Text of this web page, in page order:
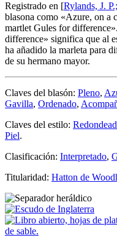
Registrado en [Rylands, J.
blasona como «Azure, on a
martlet Gules for difference
difference» significa que al
ha añadido la marleta para
de su hermano mayor.
Claves del blasón: Pleno,
Gavilla, Ordenado,
Claves del estilo:
Piel.
Clasificación: Interpretado,
Titularidad: Hatton de